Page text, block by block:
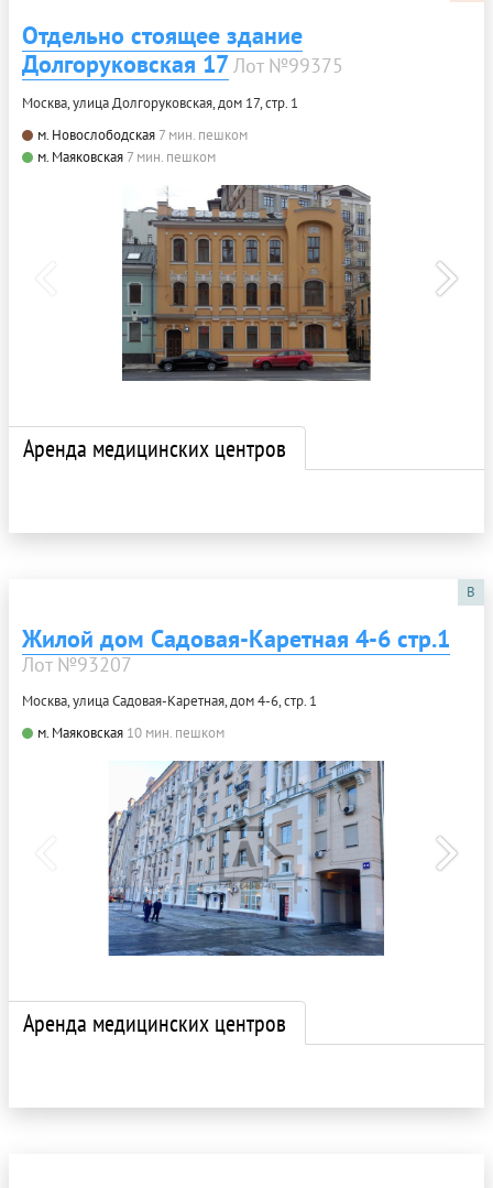
Отдельно стоящее здание
Долгоруковская 17Лот №99375
Москва, улица Долгоруковская, дом 17, стр. 1
м. Новослободская 7 мин. пешком
м. Маяковская 7 мин. пешком
Аренда медицинских центров
B
Жилой дом Садовая-Каретная 4-6 стр.1
Лот №93207
Москва, улица Садовая-Каретная, дом 4-6, стр. 1
м. Маяковская 10 мин. пешком
Аренда медицинских центров